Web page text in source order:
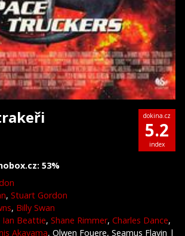
53%
dokina.cz
5.2
index
, Stuart Gordon
, Billy Swan
Ian Beattie, Shane Rimmer, Charles Dance,
Akayama, Olwen Fouere, Seamus Flavin |